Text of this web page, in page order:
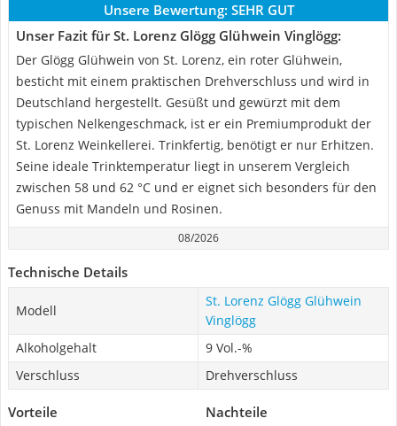
Unsere Bewertung: SEHR GUT
Unser Fazit für St. Lorenz Glögg Glühwein Vinglögg:
Der Glögg Glühwein von St. Lorenz, ein roter Glühwein,
besticht mit einem praktischen Drehverschluss und wird in
Deutschland hergestellt. Gesüßt und gewürzt mit dem
typischen Nelkengeschmack, ist er ein Premiumprodukt der
St. Lorenz Weinkellerei. Trinkfertig, benötigt er nur Erhitzen.
Seine ideale Trinktemperatur liegt in unserem Vergleich
zwischen 58 und 62 °C und er eignet sich besonders für den
Genuss mit Mandeln und Rosinen.
08/2026
Technische Details
Modell
St. Lorenz Glögg Glühwein
Vinglögg
Alkoholgehalt
9 Vol.-%
Verschluss
Drehverschluss
Vorteile Nachteile